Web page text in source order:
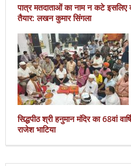
पात्र मतदाताओं का नाम न कटे इसलिए
तैयार: लखन कुमार सिंगला
सिद्धपीठ श्री हनुमान मंदिर का 68वां
राजेश भाटिया